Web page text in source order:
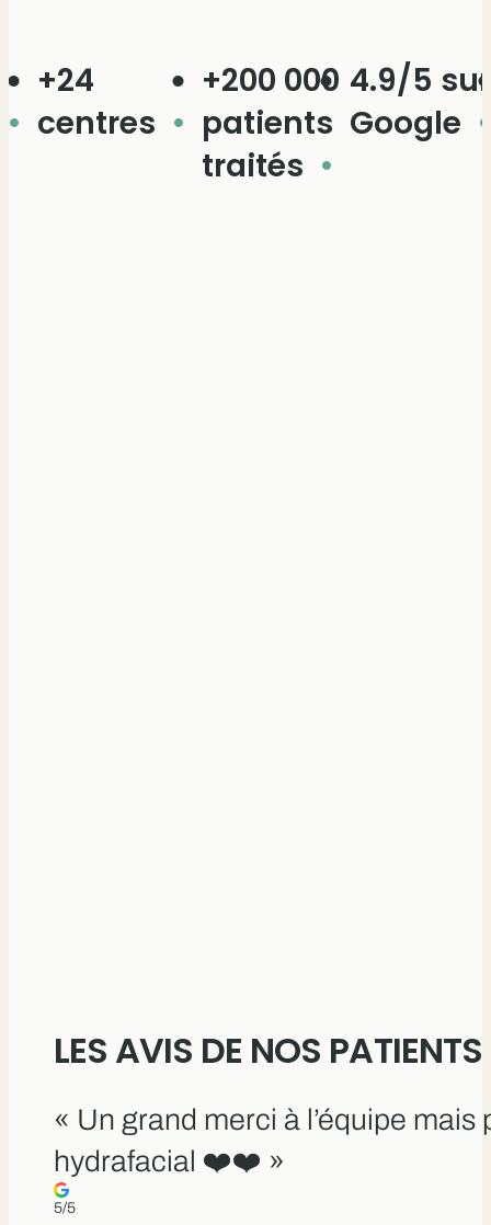
+200 000
patients
traités
4.9/5 sur
Google
LES AVIS DE NOS PATIENTS
« Un grand merci à l’équipe
hydrafacial ❤️❤️ »
5/5